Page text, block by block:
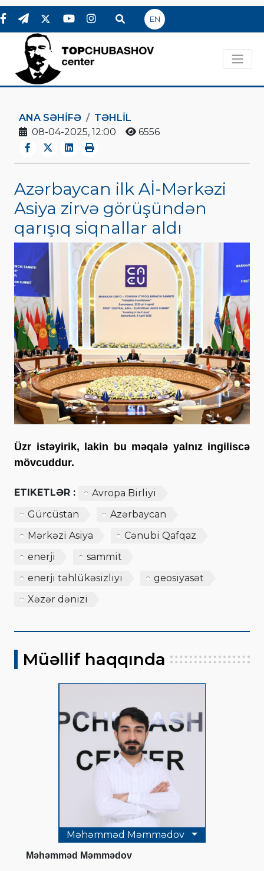
EN
ANA SƏHIFƏ
TƏHLİL
08-04-2025, 12:00
6556
Azərbaycan ilk Aİ-Mərkəzi
Asiya zirvə görüşündən
qarışıq siqnallar aldı
Üzr istəyirik, lakin bu məqalə yalnız ingiliscə
mövcuddur.
ETIKETLƏR :
Avropa Birliyi
Gürcüstan
Azərbaycan
Mərkəzi Asiya
Cənubi Qafqaz
enerji
sammit
enerji təhlükəsizliyi
geosiyasət
Xəzər dənizi
Müəllif haqqında
Məhəmməd Məmmədov
Məhəmməd Məmmədov